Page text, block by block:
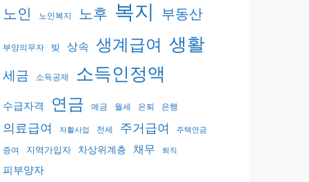
노인 노인복지 노후 복지 부동산
부양의무자 빚 상속 생계급여 생활
세금 소득공제 소득인정액
수급자격 연금 예금 월세 은퇴 은행
의료급여 자활사업 전세 주거급여 주택연금
증여 지역가입자 차상위계층 채무 퇴직
피부양자